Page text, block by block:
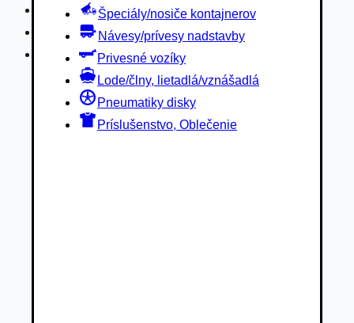
Špeciály/nosiče kontajnerov
Návesy/prívesy nadstavby
Privesné vozíky
Lode/člny, lietadlá/vznášadlá
Pneumatiky disky
Príslušenstvo, Oblečenie
Lode/člny, lietadlá/vznášadlá
Pneumatiky disky
Príslušenstvo, Oblečenie